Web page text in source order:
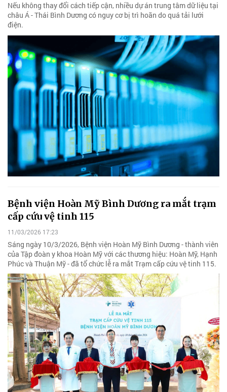
Nếu không thay đổi cách tiếp cận, nhiều dự án trung tâm dữ liệu tại
châu Á - Thái Bình Dương có nguy cơ bị trì hoãn do quá tải lưới
điện.
Bệnh viện Hoàn Mỹ Bình Dương ra mắt trạm
cấp cứu vệ tinh 115
11/03/2026 17:23
Sáng ngày 10/3/2026, Bệnh viện Hoàn Mỹ Bình Dương - thành viên
của Tập đoàn y khoa Hoàn Mỹ với các thương hiệu: Hoàn Mỹ, Hạnh
Phúc và Thuận Mỹ - đã tổ chức lễ ra mắt Trạm cấp cứu vệ tinh 115.